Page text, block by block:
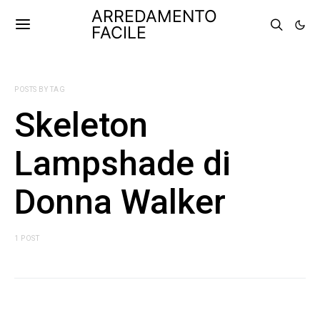
ARREDAMENTO
FACILE
POSTS BY TAG
Skeleton
Lampshade di
Donna Walker
1 POST